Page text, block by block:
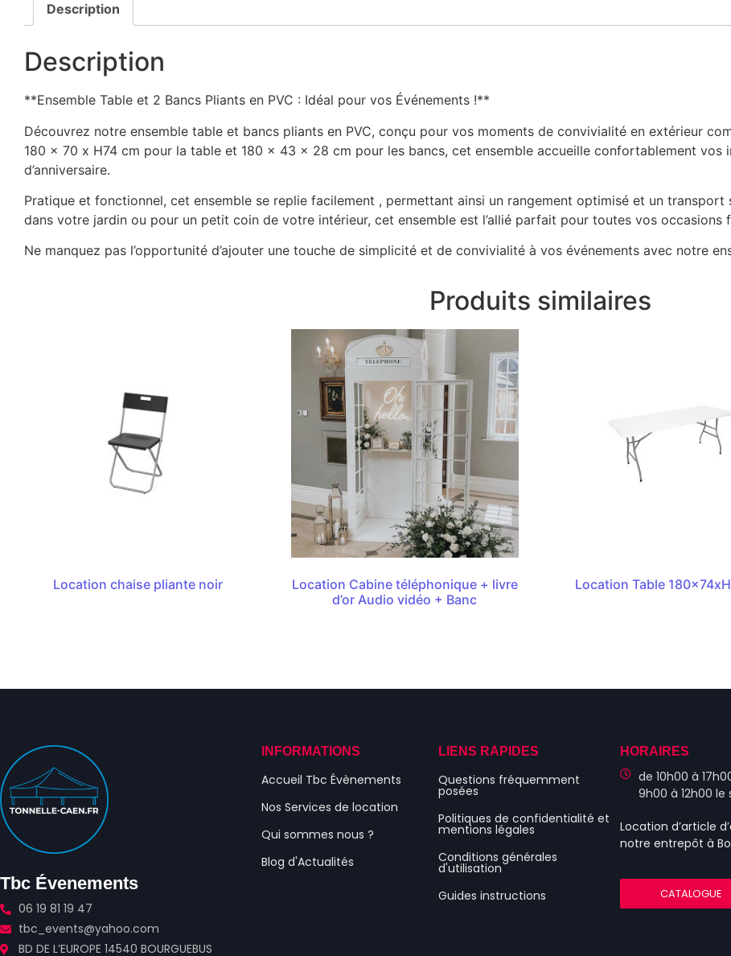
Description
Description
**Ensemble Table et 2 Bancs Pliants en PVC : Idéal pour vos Événements !**
Découvrez notre ensemble table et bancs pliants en PVC, conçu pour vos moments de convivialité en extérieur
180 x 70 x H74 cm pour la table et 180 x 43 x 28 cm pour les bancs, cet ensemble accueille confortablement vos
d’anniversaire.
Pratique et fonctionnel, cet ensemble se replie facilement , permettant ainsi un rangement optimisé et un
dans votre jardin ou pour un petit coin de votre intérieur, cet ensemble est l’allié parfait pour toutes vos occasions
Ne manquez pas l’opportunité d’ajouter une touche de simplicité et de convivialité à vos événements avec notre
Produits similaires
Location chaise pliante noir
Location Cabine téléphonique + livre
d’or Audio vidéo + Banc
Location Table
Tbc Évenements
06 19 81 19 47
tbc_events@yahoo.com
BD DE L’EUROPE 14540 BOURGUEBUS
INFORMATIONS
Accueil Tbc Évènements
Nos Services de location
Qui sommes nous ?
Blog d'Actualités
LIENS RAPIDES
Questions fréquemment
posées
Politiques de confidentialité et
mentions légales
Conditions générales
d'utilisation
Guides instructions
HORAIRES
de 10h00 à
9h00 à 12h00 le
Location d’article
notre entrepôt à
CATALOGUE